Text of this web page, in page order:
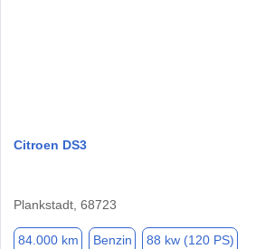
Citroen DS3
Plankstadt, 68723
84.000 km Benzin 88 kw (120 PS)